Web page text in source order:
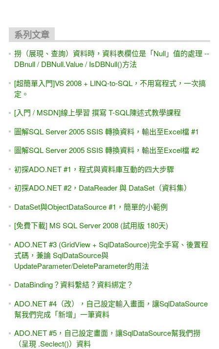
系列文章
撈（展現、查詢）資料時，資料表欄位是「Null」值的處理 --
DBnull / DBNull.Value / IsDBNull()方法
[超簡單入門]VS 2008 + LINQ-to-SQL，不用寫程式，一次搞
定。
[入門 / MSDN]線上學習 撰寫 T-SQL陳述式教學課程
圖解SQL Server 2005 SSIS 轉換資料，輸出至Excel檔 #1
圖解SQL Server 2005 SSIS 轉換資料，輸出至Excel檔 #2
初探ADO.NET #1，程式與資料庫互動的四大步驟
初探ADO.NET #2，DataReader 與 DataSet（資料集）
DataSet與ObjectDataSource #1，簡單的小範例
[免費下載] MS SQL Server 2008 (試用版 180天)
ADO.NET #3 (GridView + SqlDataSource)完全手寫、後置程
式碼，兼論 SqlDataSource與
UpdateParameter/DeleteParameter的用法
DataBinding？資料繫結？資料綁定？
ADO.NET #4（改），自己設定輸入畫面，讓SqlDataSource
幫我們完成「新增」一筆資料
ADO.NET #5，自己設定畫面，讓SqlDataSource幫我們撈
（呈現 .Seclect()）資料